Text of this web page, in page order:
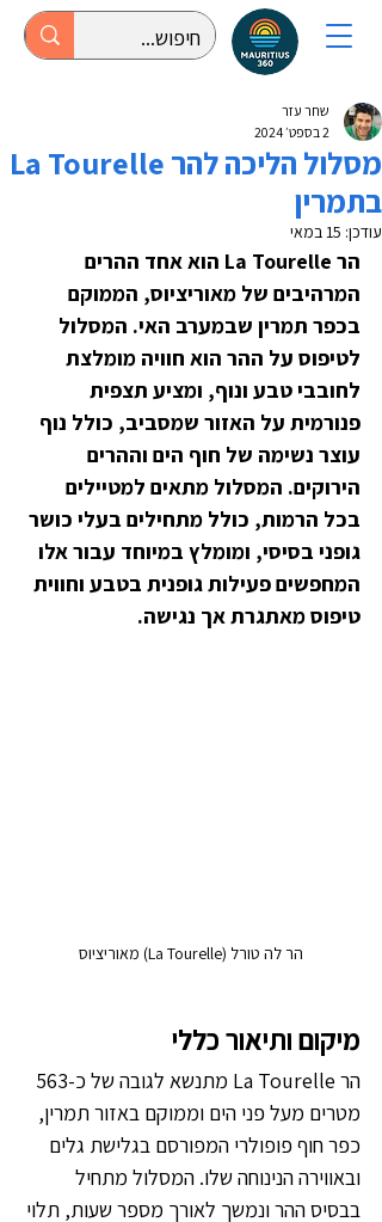
מסלול הליכה להר La Tourelle
בתמרין
שחר עזר
2 בספט׳ 2024
עודכן: 15 במאי
הר La Tourelle הוא אחד ההרים
המרהיבים של מאוריציוס, הממוקם
בכפר תמרין שבמערב האי. המסלול
לטיפוס על ההר הוא חוויה מומלצת
לחובבי טבע ונוף, ומציע תצפית
פנורמית על האזור שמסביב, כולל נוף
עוצר נשימה של חוף הים וההרים
הירוקים. המסלול מתאים למטיילים
בכל הרמות, כולל מתחילים בעלי כושר
גופני בסיסי, ומומלץ במיוחד עבור אלו
המחפשים פעילות גופנית בטבע וחווית
טיפוס מאתגרת אך נגישה.
הר לה טורל (La Tourelle) מאוריציוס
מיקום ותיאור כללי
מטרים מעל פני הים וממוקם באזור תמרין,
כפר חוף פופולרי המפורסם בגלישת גלים
ובאווירה הנינוחה שלו. המסלול מתחיל
בבסיס ההר ונמשך לאורך מספר שעות, תלוי